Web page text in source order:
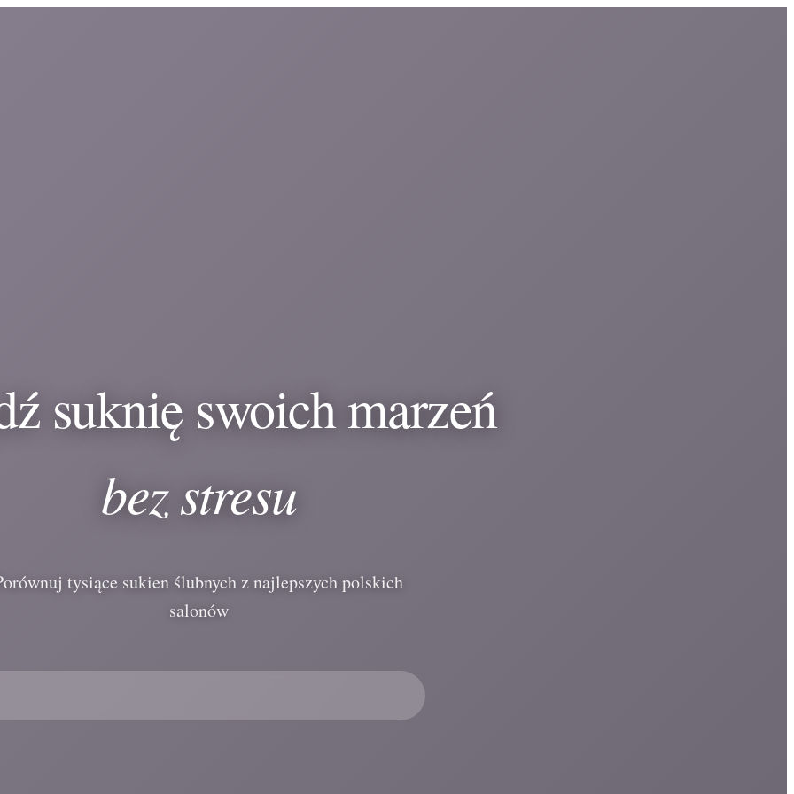
suknię swoich marzeń
bez stresu
tysiące sukien ślubnych z najlepszych polskich
salonów